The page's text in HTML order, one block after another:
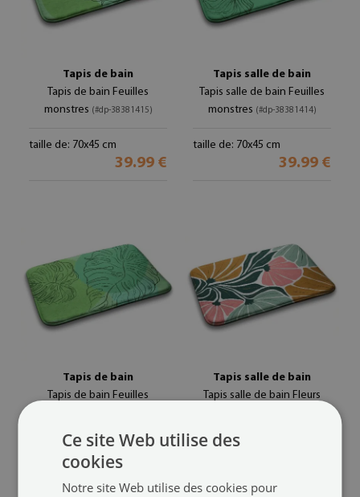
Tapis de bain
Tapis de bain Feuilles
monstres (#dp-38381415)
taille de: 70x45 cm
39.99 €
Tapis salle de bain
Tapis salle de bain Feuilles
monstres (#dp-38381414)
taille de: 70x45 cm
39.99 €
Tapis de bain
Tapis de bain Feuilles
taille de: 70x45 cm
39.99 €
Tapis salle de bain
Tapis salle de bain Fleurs
taille de: 70x45 cm
Ce site Web utilise des
cookies
Notre site Web utilise des cookies pour